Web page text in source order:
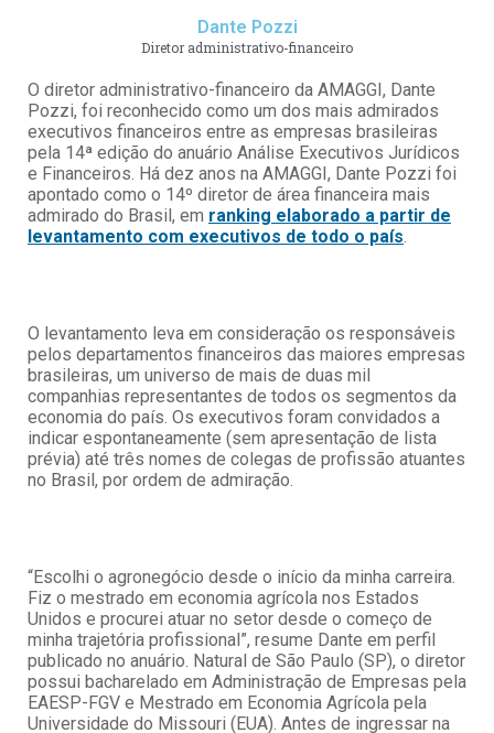
Dante Pozzi
Diretor administrativo-financeiro
O diretor administrativo-financeiro da AMAGGI, Dante
Pozzi, foi reconhecido como um dos mais admirados
executivos financeiros entre as empresas brasileiras
pela 14ª edição do anuário Análise Executivos Jurídicos
e Financeiros. Há dez anos na AMAGGI, Dante Pozzi foi
apontado como o 14º diretor de área financeira mais
admirado do Brasil, em ranking elaborado a partir de
levantamento com executivos de todo o país.
O levantamento leva em consideração os responsáveis
pelos departamentos financeiros das maiores empresas
brasileiras, um universo de mais de duas mil
companhias representantes de todos os segmentos da
economia do país. Os executivos foram convidados a
indicar espontaneamente (sem apresentação de lista
prévia) até três nomes de colegas de profissão atuantes
no Brasil, por ordem de admiração.
“Escolhi o agronegócio desde o início da minha carreira.
Fiz o mestrado em economia agrícola nos Estados
Unidos e procurei atuar no setor desde o começo de
minha trajetória profissional”, resume Dante em perfil
publicado no anuário. Natural de São Paulo (SP), o diretor
possui bacharelado em Administração de Empresas pela
EAESP-FGV e Mestrado em Economia Agrícola pela
Universidade do Missouri (EUA). Antes de ingressar na